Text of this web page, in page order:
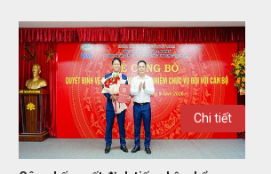
Chi tiết